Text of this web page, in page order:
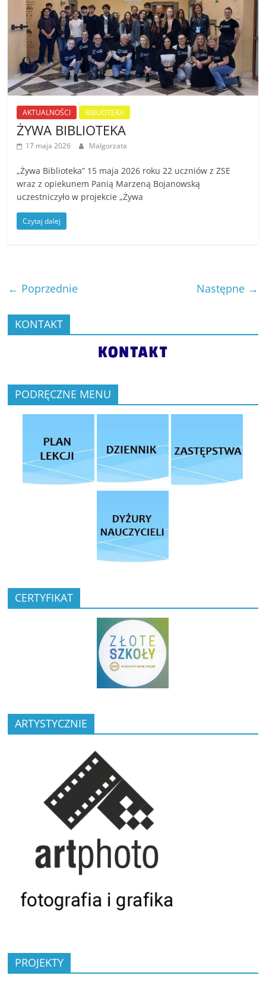
AKTUALNOŚCI BIBLIOTEKA
ŻYWA BIBLIOTEKA
17 maja 2026 Malgorzata
„Żywa Biblioteka” 15 maja 2026 roku 22 uczniów z ZSE
wraz z opiekunem Panią Marzeną Bojanowską
uczestniczyło w projekcie „Żywa
Czytaj dalej
← Poprzednie Następne →
KONTAKT
PODRĘCZNE MENU
CERTYFIKAT
ARTYSTYCZNIE
PROJEKTY